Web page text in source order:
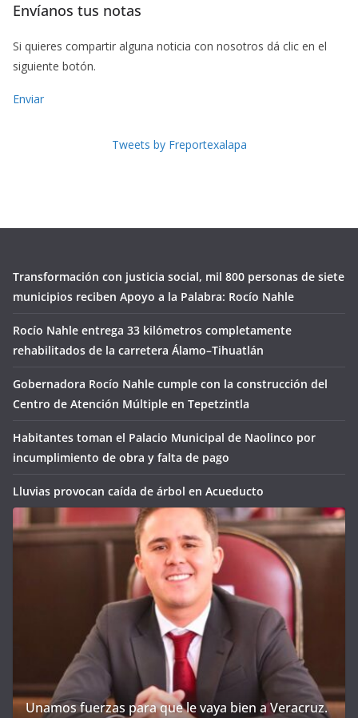
Envíanos tus notas
Si quieres compartir alguna noticia con nosotros dá clic en el
siguiente botón.
Enviar
Tweets by Freportexalapa
Transformación con justicia social, mil 800 personas de siete
municipios reciben Apoyo a la Palabra: Rocío Nahle
Rocío Nahle entrega 33 kilómetros completamente
rehabilitados de la carretera Álamo–Tihuatlán
Gobernadora Rocío Nahle cumple con la construcción del
Centro de Atención Múltiple en Tepetzintla
Habitantes toman el Palacio Municipal de Naolinco por
incumplimiento de obra y falta de pago
Lluvias provocan caída de árbol en Acueducto
Unamos fuerzas para que le vaya bien a Veracruz.